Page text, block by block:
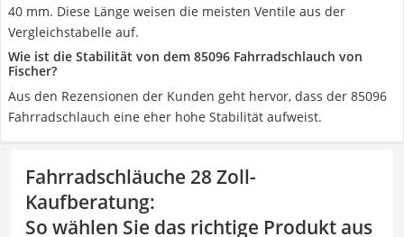
40 mm. Diese Länge weisen die meisten Ventile aus der
Vergleichstabelle auf.
Wie ist die Stabilität von dem 85096 Fahrradschlauch von
Fischer?
Aus den Rezensionen der Kunden geht hervor, dass der 85096
Fahrradschlauch eine eher hohe Stabilität aufweist.
Fahrradschläuche 28 Zoll-
Kaufberatung:
So wählen Sie das richtige Produkt aus